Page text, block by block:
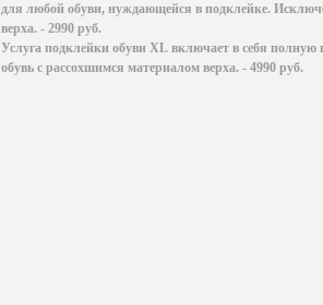
для любой обуви, нуждающейся в подклейке.
верха. - 2990 руб.
Услуга подклейки обуви XLвключает в себя
обувь с рассохшимся материалом верха. - 4990 руб.